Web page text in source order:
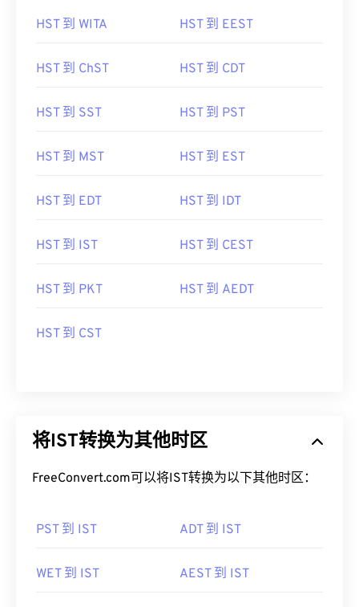
HST 到 WITA HST 到 EEST
HST 到 ChST HST 到 CDT
HST 到 SST HST 到 PST
HST 到 MST HST 到 EST
HST 到 EDT HST 到 IDT
HST 到 IST HST 到 CEST
HST 到 PKT HST 到 AEDT
HST 到 CST
将IST转换为其他时区
FreeConvert.com可以将IST转换为以下其他时区：
PST 到 IST ADT 到 IST
WET 到 IST AEST 到 IST